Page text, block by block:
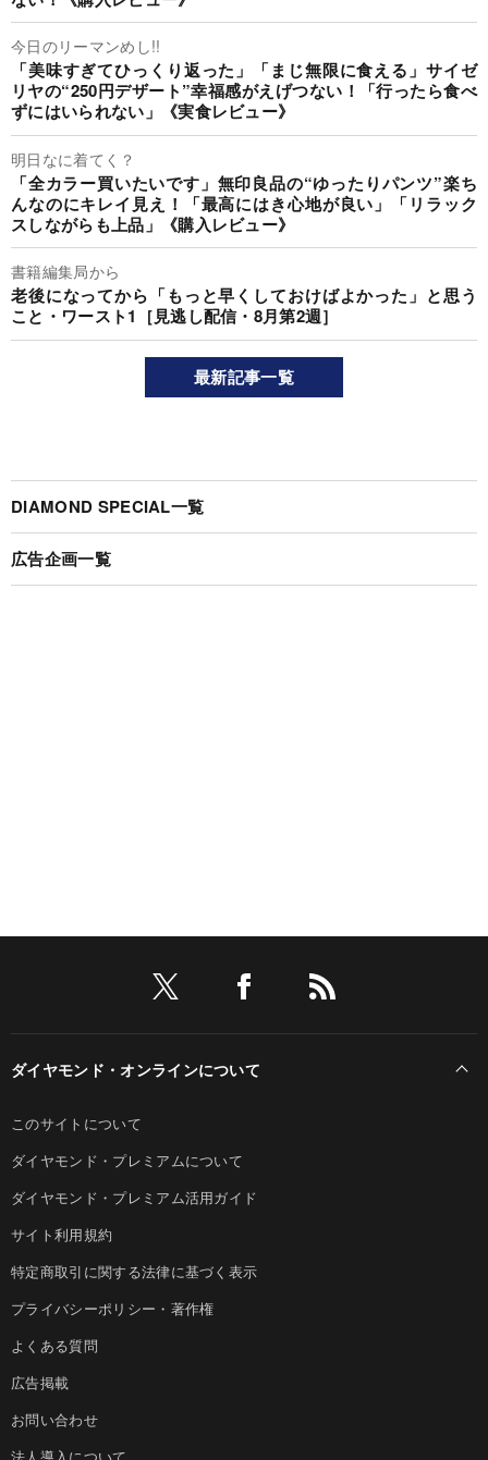
今日のリーマンめし!!
「美味すぎてひっくり返った」「まじ無限に食える」サイゼ
リヤの“250円デザート”幸福感がえげつない！「行ったら食べ
ずにはいられない」《実食レビュー》
明日なに着てく？
「全カラー買いたいです」無印良品の“ゆったりパンツ”楽ち
んなのにキレイ見え！「最高にはき心地が良い」「リラック
スしながらも上品」《購入レビュー》
書籍編集局から
老後になってから「もっと早くしておけばよかった」と思う
こと・ワースト1［見逃し配信・8月第2週］
最新記事一覧
DIAMOND SPECIAL一覧
広告企画一覧
ダイヤモンド・オンラインについて
このサイトについて
ダイヤモンド・プレミアムについて
ダイヤモンド・プレミアム活用ガイド
サイト利用規約
特定商取引に関する法律に基づく表示
プライバシーポリシー・著作権
よくある質問
広告掲載
お問い合わせ